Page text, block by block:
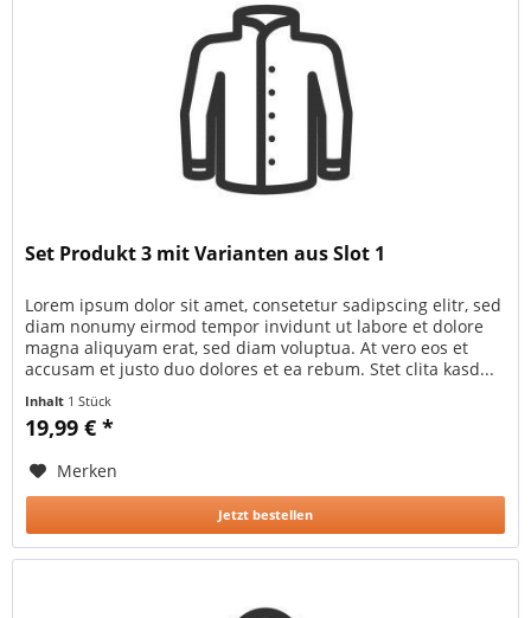
Set Produkt 3 mit Varianten aus Slot 1
Lorem ipsum dolor sit amet, consetetur sadipscing elitr, sed
diam nonumy eirmod tempor invidunt ut labore et dolore
magna aliquyam erat, sed diam voluptua. At vero eos et
accusam et justo duo dolores et ea rebum. Stet clita kasd...
Inhalt 1 Stück
19,99 € *
Merken
Jetzt bestellen